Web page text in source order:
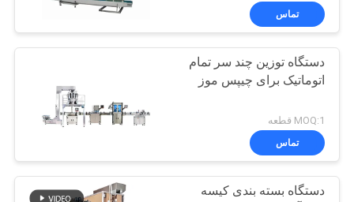
تماس
دستگاه توزین چند سر تمام
اتوماتیک برای چیپس موز
MOQ:1 قطعه
تماس
دستگاه بسته بندی کیسه